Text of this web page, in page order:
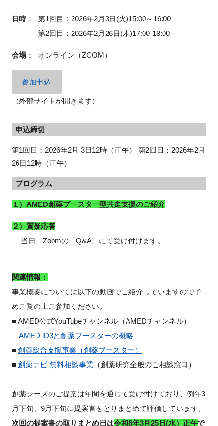
日時：
第1回目：2026年2月3日(火)15:00～16:00
第2回目：2026年2月26日(木)17:00-18:00
会場： オンライン（ZOOM）
参加申込
（外部サイトが開きます）
申込締切
第1回目：2026年2月 3日12時（正午） 第2回目：2026年2月
26日12時（正午）
プログラム
１）AMED創薬ブースター型共走支援のご紹介
２）質疑応答
当日、Zoomの「Q&A」にて受け付けます。
関連情報：
事業概要については以下の動画でご紹介していますので予
めご覧の上ご参加ください。
■ AMED公式YouTubeチャンネル（AMEDチャンネル）
AMED iD3と創薬ブースターの概略
■ 創薬総合支援事業（創薬ブースター）
■ 創薬ナビ-無料相談事業 （創薬研究全般のご相談窓口）
創薬シーズのご提案は年間を通じて受け付けており、例年3
月下旬、9月下旬に提案書をとりまとめて評価しています。
次回の提案書の取りまとめ日は令和8年3月25日(水）正午で